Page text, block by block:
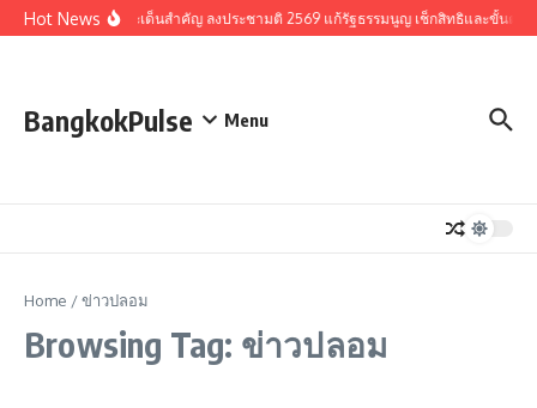
Skip to content
Hot Newsรวมประเด็นสำคัญ ลงประชามติ 2569 แก้รัฐธรรมนูญ เช็กสิทธิและขั้นตอน
BangkokPulse Menu
Home /ข่าวปลอม
Browsing Tag: ข่าวปลอม